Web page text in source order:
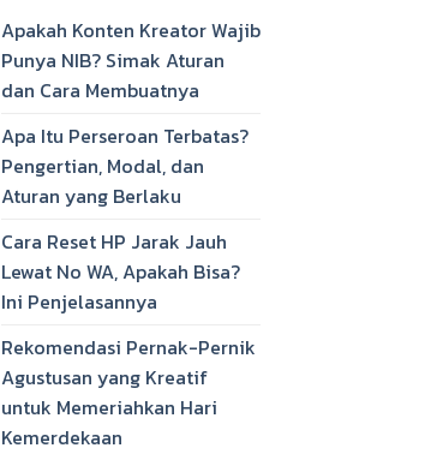
Apakah Konten Kreator Wajib
Punya NIB? Simak Aturan
dan Cara Membuatnya
Apa Itu Perseroan Terbatas?
Pengertian, Modal, dan
Aturan yang Berlaku
Cara Reset HP Jarak Jauh
Lewat No WA, Apakah Bisa?
Ini Penjelasannya
Rekomendasi Pernak-Pernik
Agustusan yang Kreatif
untuk Memeriahkan Hari
Kemerdekaan